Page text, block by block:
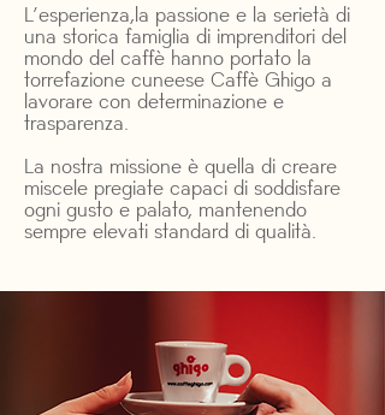
L’esperienza,la passione e la serietà di
una storica famiglia di imprenditori del
mondo del caffè hanno portato la
torrefazione cuneese Caffè Ghigo a
lavorare con determinazione e
trasparenza.
La nostra missione è quella di creare
miscele pregiate capaci di soddisfare
ogni gusto e palato, mantenendo
sempre elevati standard di qualità.